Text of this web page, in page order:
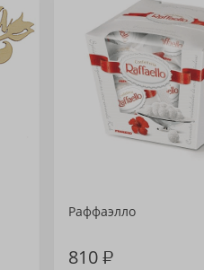
Раффаэлло
810₽